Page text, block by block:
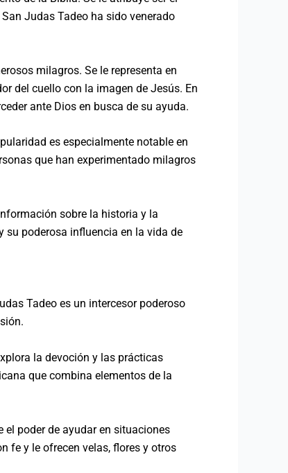
Judas Tadeo ha sido venerado
milagros. Se le representa en
del cuello con la imagen de Jesús. En
ante Dios en busca de su ayuda.
es especialmente notable en
que han experimentado milagros
sobre la historia y la
su poderosa influencia en la vida de
Tadeo es un intercesor poderoso
la devoción y las prácticas
que combina elementos de la
el poder de ayudar en situaciones
fe y le ofrecen velas, flores y otros